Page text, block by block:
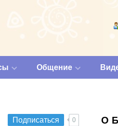
Общение
Подписаться 0 О